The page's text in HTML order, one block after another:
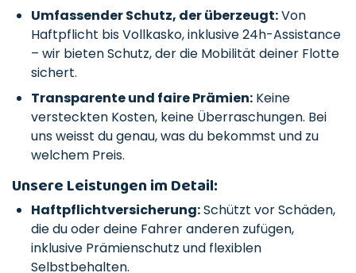
Umfassender Schutz, der überzeugt:Von
Haftpflicht bis Vollkasko, inklusive 24h-Assistance
– wir bieten Schutz, der die Mobilität deiner Flotte
sichert.
Transparente und faire Prämien: Keine
versteckten Kosten, keine Überraschungen. Bei
uns weisst du genau, was du bekommst und zu
welchem Preis.
Unsere Leistungen im Detail:
Haftpflichtversicherung:Schützt vor Schäden,
die du oder deine Fahrer anderen zufügen,
inklusive Prämienschutz und flexiblen
Selbstbehalten.